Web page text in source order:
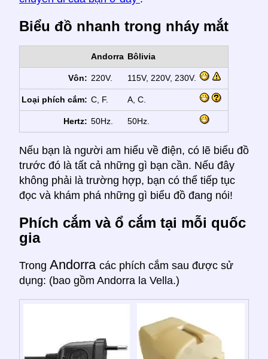
Biểu đồ nhanh trong nháy mắt
Andorra Bôlivia
Vôn: 220V. 115V, 220V, 230V.
Loại phích cắm: C, F. A, C.
Hertz: 50Hz. 50Hz.
Nếu bạn là người am hiểu về điện, có lẽ biểu đồ
trước đó là tất cả những gì bạn cần. Nếu đây
không phải là trường hợp, bạn có thể tiếp tục
đọc và khám phá những gì biểu đồ đang nói!
Phích cắm và ổ cắm tại mỗi quốc
gia
Trong Andorra các phích cắm sau được sử
dụng: (bao gồm Andorra la Vella.)